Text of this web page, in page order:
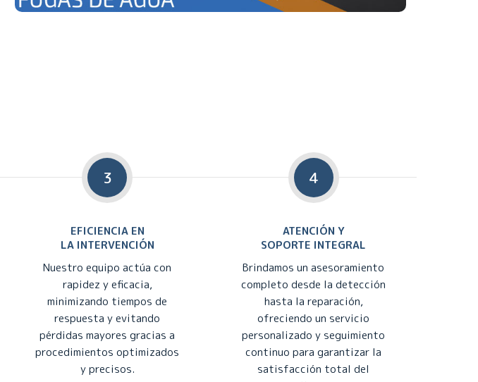
3
EFICIENCIA EN
LA INTERVENCIÓN
Nuestro equipo actúa con
rapidez y eficacia,
minimizando tiempos de
respuesta y evitando
pérdidas mayores gracias a
procedimientos optimizados
y precisos.
4
ATENCIÓN Y
SOPORTE INTEGRAL
Brindamos un asesoramiento
completo desde la detección
hasta la reparación,
ofreciendo un servicio
personalizado y seguimiento
continuo para garantizar la
satisfacción total del